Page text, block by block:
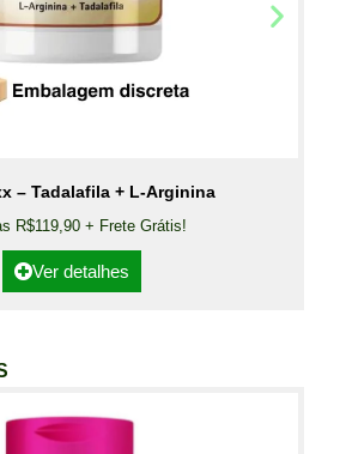
– Tadalafila + L-Arginina
R$119,90 + Frete Grátis!
Ver detalhes